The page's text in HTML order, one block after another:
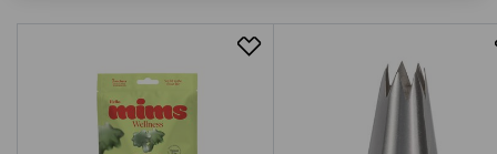
Valmistaja
NAKOA OY